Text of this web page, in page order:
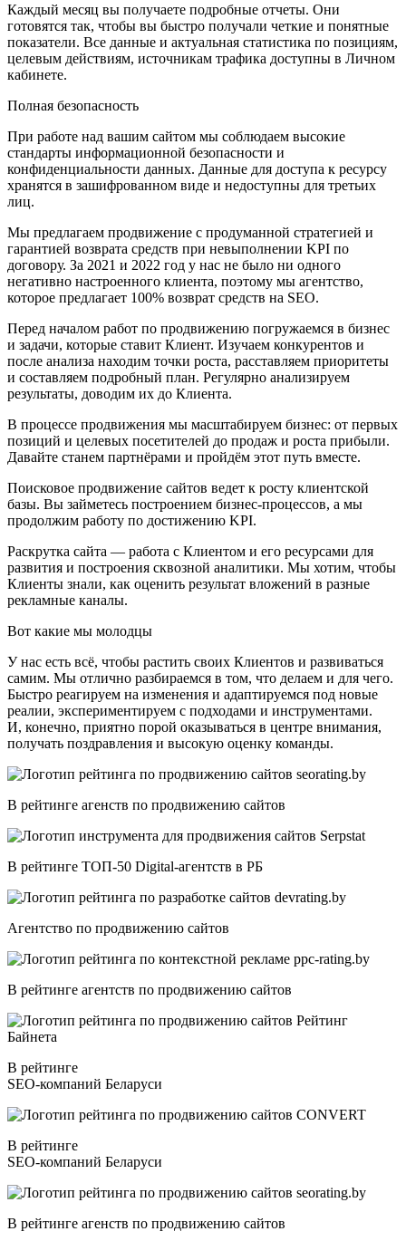
Каждый месяц вы получаете подробные отчеты. Они
готовятся так, чтобы вы быстро получали четкие и понятные
показатели. Все данные и актуальная статистика по позициям,
целевым действиям, источникам трафика доступны в Личном
кабинете.
Полная безопасность
При работе над вашим сайтом мы соблюдаем высокие
стандарты информационной безопасности и
конфиденциальности данных. Данные для доступа к ресурсу
хранятся в зашифрованном виде и недоступны для третьих
лиц.
Мы предлагаем продвижение с продуманной стратегией и
гарантией возврата средств при невыполнении KPI по
договору. За 2021 и 2022 год у нас не было ни одного
негативно настроенного клиента, поэтому мы агентство,
которое предлагает 100% возврат средств на SEO.
Перед началом работ по продвижению погружаемся в бизнес
и задачи, которые ставит Клиент. Изучаем конкурентов и
после анализа находим точки роста, расставляем приоритеты
и составляем подробный план. Регулярно анализируем
результаты, доводим их до Клиента.
В процессе продвижения мы масштабируем бизнес: от первых
позиций и целевых посетителей до продаж и роста прибыли.
Давайте станем партнёрами и пройдём этот путь вместе.
Поисковое продвижение сайтов ведет к росту клиентской
базы. Вы займетесь построением бизнес-процессов, а мы
продолжим работу по достижению KPI.
Раскрутка сайта — работа с Клиентом и его ресурсами для
развития и построения сквозной аналитики. Мы хотим, чтобы
Клиенты знали, как оценить результат вложений в разные
рекламные каналы.
Вот какие мы молодцы
У нас есть всё, чтобы растить своих Клиентов и развиваться
самим. Мы отлично разбираемся в том, что делаем и для чего.
Быстро реагируем на изменения и адаптируемся под новые
реалии, экспериментируем с подходами и инструментами.
И, конечно, приятно порой оказываться в центре внимания,
получать поздравления и высокую оценку команды.
В рейтинге агенств по продвижению сайтов
В рейтинге ТОП-50 Digital-агентств в РБ
Агентство по продвижению сайтов
В рейтинге агентств по продвижению сайтов
В рейтинге
SEO-компаний Беларуси
В рейтинге
SEO-компаний Беларуси
В рейтинге агенств по продвижению сайтов